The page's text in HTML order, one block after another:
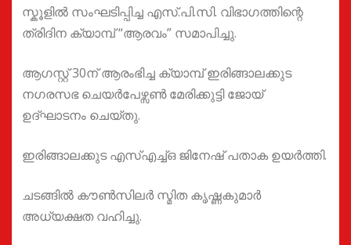
സ്കൂളിൽ സംഘടിപ്പിച്ച എസ്.പി.സി. വിഭാഗത്തിന്റെ
ത്രിദിന ക്യാമ്പ് “ആരവം” സമാപിച്ചു.
ആഗസ്റ്റ് 30ന് ആരംഭിച്ച ക്യാമ്പ് ഇരിങ്ങാലക്കുട
നഗരസഭ ചെയർപേഴ്സൺ മേരിക്കുട്ടി ജോയ്
ഉദ്ഘാടനം ചെയ്തു.
ഇരിങ്ങാലക്കുട എസ്എച്ച്ഒ ജിനേഷ് പതാക ഉയർത്തി.
ചടങ്ങിൽ കൗൺസിലർ സ്മിത കൃഷ്ണകുമാർ
അധ്യക്ഷത വഹിച്ചു.